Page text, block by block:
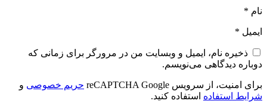
نام *
ایمیل *
ذخیره نام، ایمیل و وبسایت من در مرورگر برای زمانی که
دوباره دیدگاهی می‌نویسم.
برای امنیت، از سرویس reCAPTCHA Google حریم خصوصی و
شرایط استفاده استفاده کنید.